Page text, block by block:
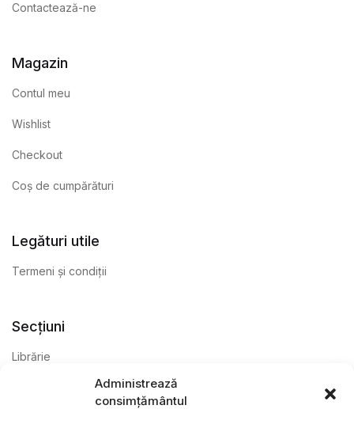
Administrează
consimțământul
Contactează-ne
Magazin
Contul meu
Wishlist
Checkout
Coș de cumpărături
Legături utile
Termeni și condiții
Secțiuni
Librărie